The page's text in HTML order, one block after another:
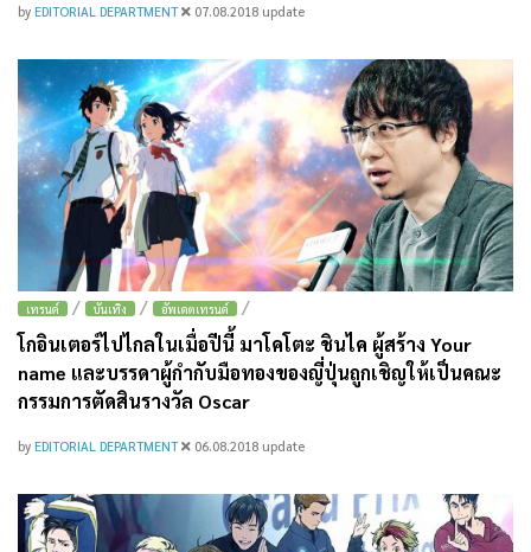
by EDITORIAL DEPARTMENT 07.08.2018 update
เทรนด์ / บันเทิง / อัพเดตเทรนด์ /
โกอินเตอร์ไปไกลในเมื่อปีนี้ มาโคโตะ ชินไค ผู้สร้าง Your
name และบรรดาผู้กำกับมือทองของญี่ปุ่นถูกเชิญให้เป็นคณะ
กรรมการตัดสินรางวัล Oscar
by EDITORIAL DEPARTMENT 06.08.2018 update